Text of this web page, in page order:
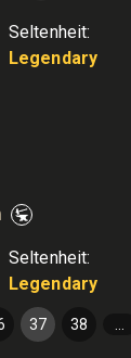
Seltenheit:
Legendary
Seltenheit:
Legendary
37 38